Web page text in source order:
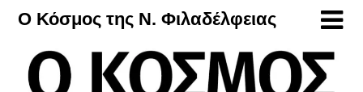
Μετάβαση
περιεχόμενο
Ο Κόσμος της Ν. Φιλαδέλφειας